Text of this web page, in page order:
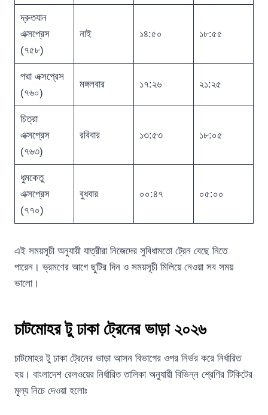
দ্রুতযান
এক্সপ্রেস
(৭৫৮)
নাই ১৪:৫০ ১৮:৫৫
পদ্মা এক্সপ্রেস
(৭৬০)
মঙ্গলবার ১৭:২৬ ২১:২৫
চিত্রা
এক্সপ্রেস
(৭৬৩)
রবিবার ১৩:৫৩ ১৮:০৫
ধুমকেতু
এক্সপ্রেস
(৭৭০)
বুধবার ০০:৪৭ ০৫:০০
এই সময়সূচী অনুযায়ী যাত্রীরা নিজেদের সুবিধামতো ট্রেন বেছে নিতে
পারেন। ভ্রমণের আগে ছুটির দিন ও সময়সূচী মিলিয়ে নেওয়া সব সময়
ভালো।
চাটমোহর টু ঢাকা ট্রেনের ভাড়া ২০২৬
চাটমোহর টু ঢাকা ট্রেনের ভাড়া আসন বিভাগের ওপর নির্ভর করে নির্ধারিত
হয়। বাংলাদেশ রেলওয়ের নির্ধারিত তালিকা অনুযায়ী বিভিন্ন শ্রেণির টিকিটের
মূল্য নিচে দেওয়া হলোঃ